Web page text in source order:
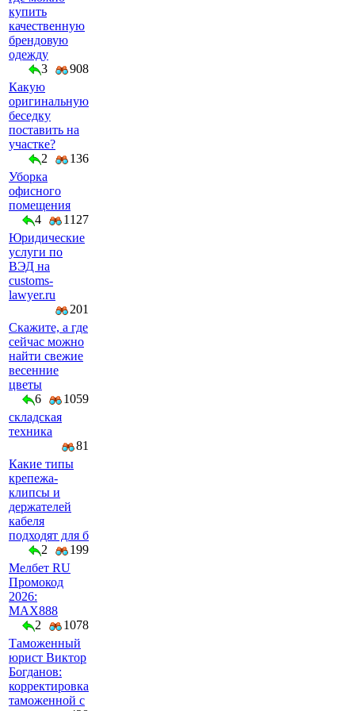
купить
качественную
брендовую
одежду
3
908
Какую
оригинальную
беседку
поставить на
участке?
2
136
Уборка
офисного
помещения
4
1127
Юридические
услуги по
ВЭД на
customs-
lawyer.ru
201
Скажите, а где
сейчас можно
найти свежие
весенние
цветы
6
1059
складская
техника
81
Какие типы
крепежа-
клипсы и
держателей
кабеля
подходят для б
2
199
Мелбет RU
Промокод
2026:
MAX888
2
1078
Таможенный
юрист Виктор
Богданов:
корректировка
таможенной с